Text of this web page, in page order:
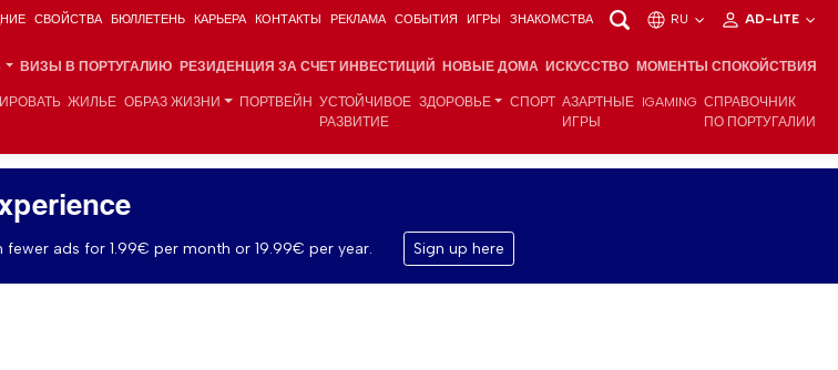
СВОЙСТВА БЮЛЛЕТЕНЬ КАРЬЕРА КОНТАКТЫ РЕКЛАМА СОБЫТИЯ ИГРЫ ЗНАКОМСТВА RU AD-LITE
ВИЗЫ В ПОРТУГАЛИЮ РЕЗИДЕНЦИЯ ЗА СЧЕТ ИНВЕСТИЦИЙ НОВЫЕ ДОМА ИСКУССТВО МОМЕНТЫ СПОКОЙСТВИЯ
ЖИЛЬЕ ОБРАЗ ЖИЗНИ ПОРТВЕЙН УСТОЙЧИВОЕ
РАЗВИТИЕ
ЗДОРОВЬЕ СПОРТ АЗАРТНЫЕ
ИГРЫ
IGAMING СПРАВОЧНИК
ПО ПОРТУГАЛИИ
fewer ads for 1.99€ per month or 19.99€ per year. Sign up here